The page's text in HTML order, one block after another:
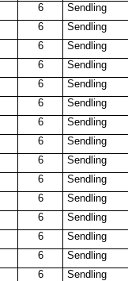
6
Sendling
6
Sendling
6
Sendling
6
Sendling
6
Sendling
6
Sendling
6
Sendling
6
Sendling
6
Sendling
6
Sendling
6
Sendling
6
Sendling
6
Sendling
6
Sendling
6
Sendling